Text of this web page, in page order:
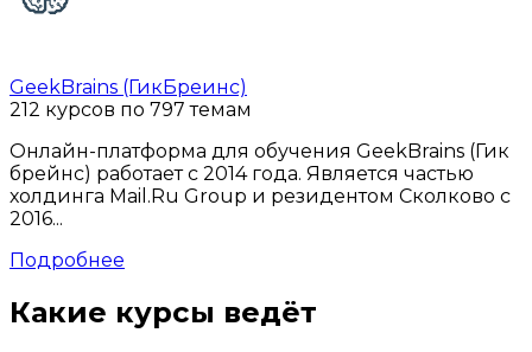
GeekBrains (ГикБреинс)
212 курсов по 797 темам
Онлайн-платформа для обучения GeekBrains (Гик
брейнс) работает с 2014 года. Является частью
холдинга Mail.Ru Group и резидентом Сколково с
2016...
Подробнее
Какие курсы ведёт